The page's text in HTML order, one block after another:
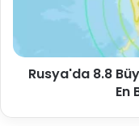
Rusya'da 8.8
En